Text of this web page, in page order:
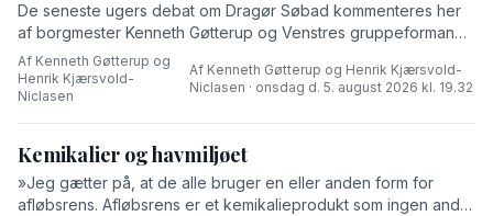
De seneste ugers debat om Dragør Søbad kommenteres her
af borgmester Kenneth Gøtterup og Venstres gruppeformand
Henrik Kjærsvold-Niclasen.
Af Kenneth Gøtterup og
Henrik Kjærsvold-
Niclasen
·
Af Kenneth Gøtterup og Henrik Kjærsvold-
Niclasen · onsdag d. 5. august 2026 kl. 19.32
Kemikalier og havmiljøet
»Jeg gætter på, at de alle bruger en eller anden form for
afløbsrens. Afløbsrens er et kemikalieprodukt som ingen andre